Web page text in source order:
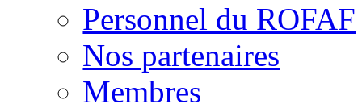
Personnel du ROFAF
Nos partenaires
Membres